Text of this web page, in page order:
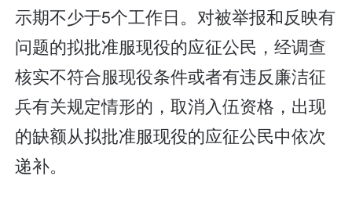
示期不少于5个工作日。对被举报和反映有
问题的拟批准服现役的应征公民，经调查
核实不符合服现役条件或者有违反廉洁征
兵有关规定情形的，取消入伍资格，出现
的缺额从拟批准服现役的应征公民中依次
递补。